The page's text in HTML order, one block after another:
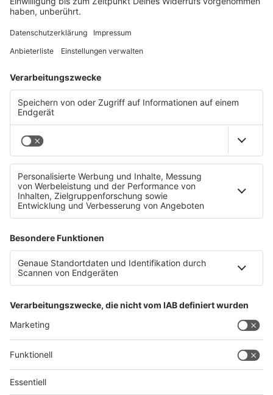
Songwriterin Lika Doss: &#8222;Mir ist mein Gulasch
über den Weg gelaufen&#8220;
Datenschutz